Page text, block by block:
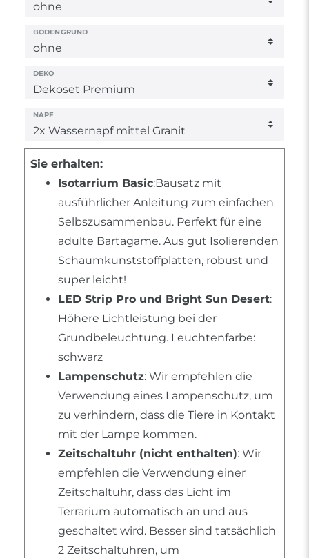
BODENGRUND
DEKO
NAPF
Sie erhalten:
Isotarrium Basic:Bausatz mit
ausführlicher Anleitung zum einfachen
Selbszusammenbau. Perfekt für eine
adulte Bartagame. Aus gut Isolierenden
Schaumkunststoffplatten, robust und
super leicht!
LED Strip Pro und Bright Sun Desert:
Höhere Lichtleistung bei der
Grundbeleuchtung. Leuchtenfarbe:
schwarz
Lampenschutz: Wir empfehlen die
Verwendung eines Lampenschutz, um
zu verhindern, dass die Tiere in Kontakt
mit der Lampe kommen.
Zeitschaltuhr (nicht enthalten): Wir
empfehlen die Verwendung einer
Zeitschaltuhr, dass das Licht im
Terrarium automatisch an und aus
geschaltet wird. Besser sind tatsächlich
2 Zeitschaltuhren, um